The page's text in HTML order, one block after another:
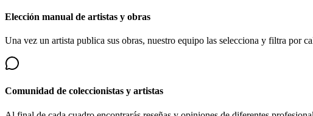
Elección manual de artistas y obras
Una vez un artista publica sus obras, nuestro equipo las selecciona y filtra por
Comunidad de coleccionistas y artistas